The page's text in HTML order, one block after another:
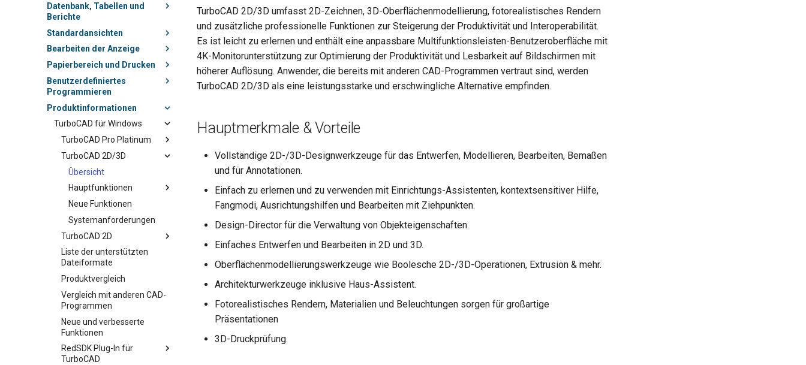
Datenbank, Tabellen und
Berichte
Standardansichten
Bearbeiten der Anzeige
Papierbereich und Drucken
Benutzerdefiniertes
Programmieren
Produktinformationen
TurboCAD für Windows
TurboCAD Pro Platinum
TurboCAD 2D/3D
Übersicht
Hauptfunktionen
Neue Funktionen
Systemanforderungen
TurboCAD 2D
Liste der unterstützten
Dateiformate
Produktvergleich
Vergleich mit anderen CAD-
Programmen
Neue und verbesserte
Funktionen
RedSDK Plug-In für
TurboCAD
TurboCAD 2D/3D umfasst 2D-Zeichnen, 3D-Oberflächenmodellierung, fotorealistisches Rendern
und zusätzliche professionelle Funktionen zur Steigerung der Produktivität und Interoperabilität.
Es ist leicht zu erlernen und enthält eine anpassbare Multifunktionsleisten-Benutzeroberfläche mit
4K-Monitorunterstützung zur Optimierung der Produktivität und Lesbarkeit auf Bildschirmen mit
höherer Auflösung. Anwender, die bereits mit anderen CAD-Programmen vertraut sind, werden
TurboCAD 2D/3D als eine leistungsstarke und erschwingliche Alternative empfinden.
Hauptmerkmale & Vorteile
Vollständige 2D-/3D-Designwerkzeuge für das Entwerfen, Modellieren, Bearbeiten, Bemaßen
und für Annotationen.
Einfach zu erlernen und zu verwenden mit Einrichtungs-Assistenten, kontextsensitiver Hilfe,
Fangmodi, Ausrichtungshilfen und Bearbeiten mit Ziehpunkten.
Design-Director für die Verwaltung von Objekteigenschaften.
Einfaches Entwerfen und Bearbeiten in 2D und 3D.
Oberflächenmodellierungswerkzeuge wie Boolesche 2D-/3D-Operationen, Extrusion & mehr.
Architekturwerkzeuge inklusive Haus-Assistent.
Fotorealistisches Rendern, Materialien und Beleuchtungen sorgen für großartige
Präsentationen
3D-Druckprüfung.